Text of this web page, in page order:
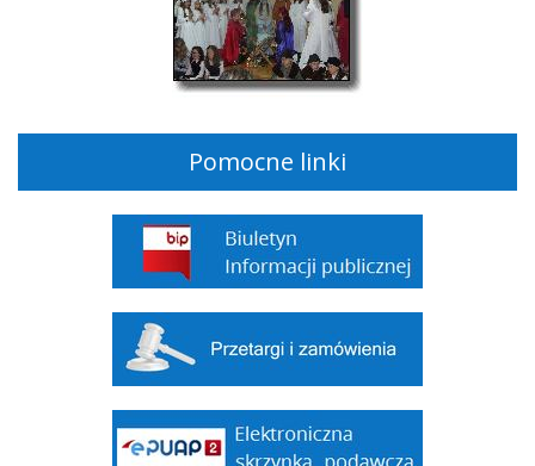
Pomocne linki